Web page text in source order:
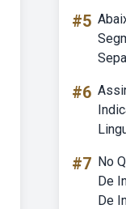
#5
#6
#7 No
De
De